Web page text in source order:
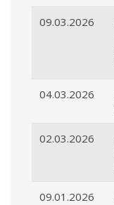
09.03.2026
04.03.2026
02.03.2026
09.01.2026